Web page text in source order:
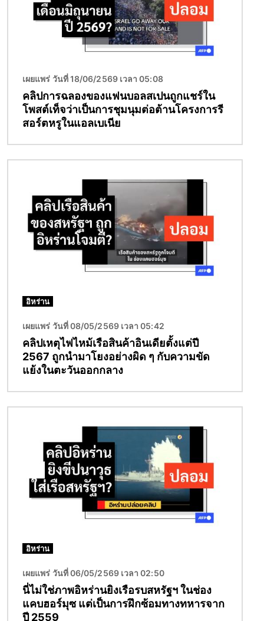
เผยแพร่ วันที่ 18/06/2569 เวลา 05:08
คลิปการฉลองของแฟนบอลสเปนถูกแชร์ใน
โพสต์เท็จว่าเป็นการชุมนุมต่อต้านโครงการรี
สอร์ตหรูในแอลเบเนีย
อิหร่าน
เผยแพร่ วันที่ 08/05/2569 เวลา 05:42
คลิปเหตุไฟไหม้เรือสินค้าอินเดียตั้งแต่ปี
2567 ถูกนำมาโยงอย่างผิด ๆ กับความขัด
แย้งในตะวันออกกลาง
อิหร่าน
เผยแพร่ วันที่ 06/05/2569 เวลา 02:50
นี่ไม่ใช่ภาพอิหร่านยิงเรือรบสหรัฐฯ ในช่อง
แคบฮอร์มุซ แต่เป็นการฝึกซ้อมทางทหารจาก
ปี 2559